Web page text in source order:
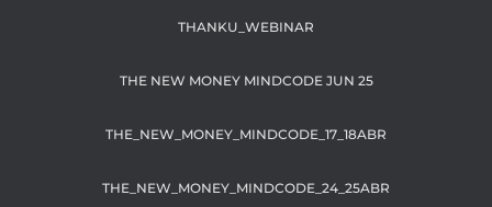
THANKU_WEBINAR
THE NEW MONEY MINDCODE JUN 25
THE_NEW_MONEY_MINDCODE_17_18ABR
THE_NEW_MONEY_MINDCODE_24_25ABR